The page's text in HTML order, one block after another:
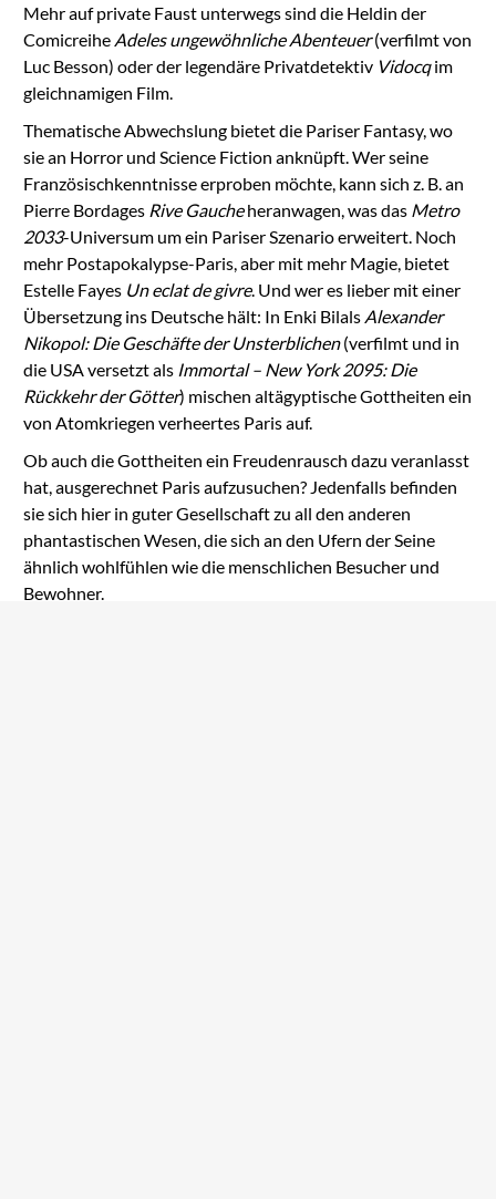
Mehr auf private Faust unterwegs sind die Heldin der
Comicreihe Adeles ungewöhnliche Abenteuer(verfilmt von
Luc Besson) oder der legendäre Privatdetektiv Vidocqim
gleichnamigen Film.
Thematische Abwechslung bietet die Pariser Fantasy, wo
sie an Horror und Science Fiction anknüpft. Wer seine
Französischkenntnisse erproben möchte, kann sich z. B. an
Pierre Bordages Rive Gaucheheranwagen, was das Metro
2033-Universum um ein Pariser Szenario erweitert. Noch
mehr Postapokalypse-Paris, aber mit mehr Magie, bietet
Estelle Fayes Un eclat de givre. Und wer es lieber mit einer
Übersetzung ins Deutsche hält: In Enki Bilals Alexander
Nikopol: Die Geschäfte der Unsterblichen(verfilmt und in
die USA versetzt als Immortal – New York 2095: Die
Rückkehr der Götter) mischen altägyptische Gottheiten ein
von Atomkriegen verheertes Paris auf.
Ob auch die Gottheiten ein Freudenrausch dazu veranlasst
hat, ausgerechnet Paris aufzusuchen? Jedenfalls befinden
sie sich hier in guter Gesellschaft zu all den anderen
phantastischen Wesen, die sich an den Ufern der Seine
ähnlich wohlfühlen wie die menschlichen Besucher und
Bewohner.